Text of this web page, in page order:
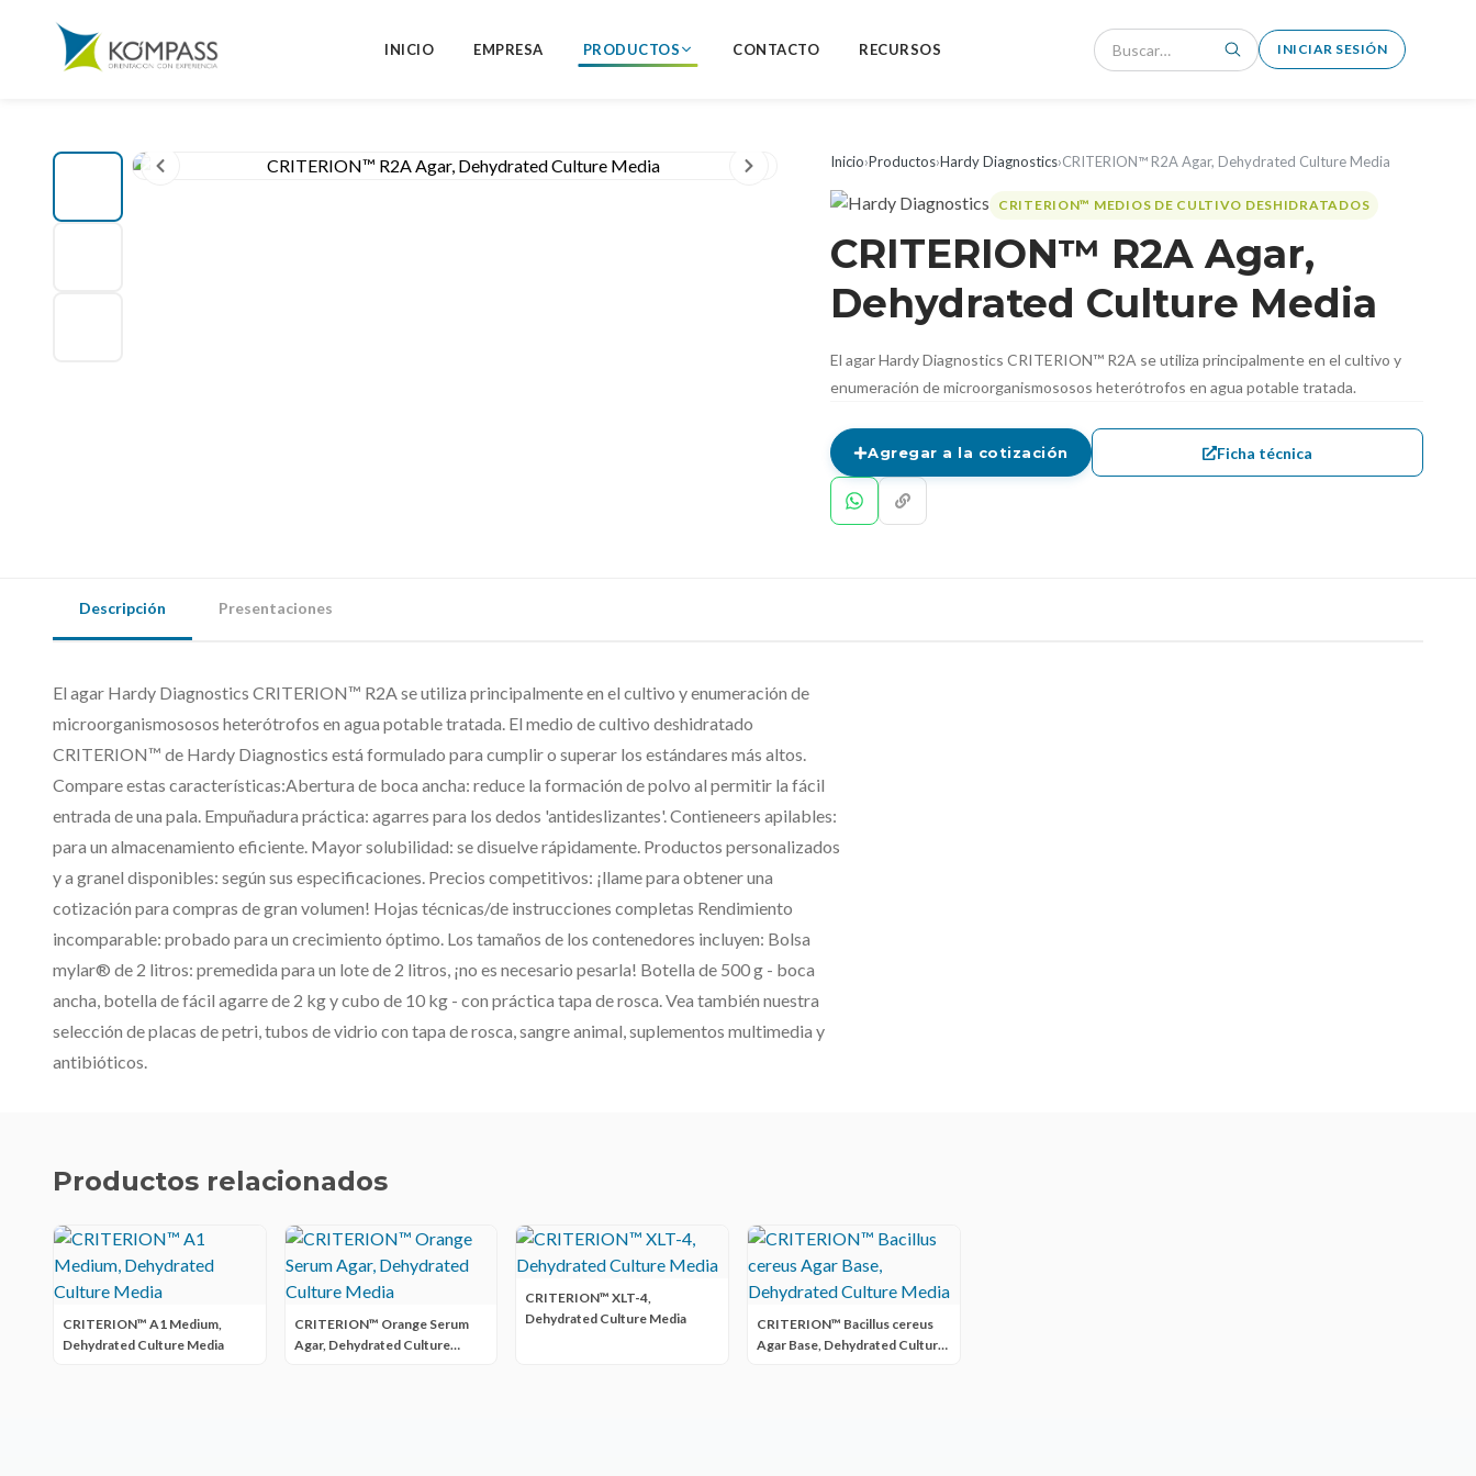
INICIO EMPRESA PRODUCTOS CONTACTO RECURSOS INICIAR SESIÓN
Inicio›Productos›Hardy Diagnostics›CRITERION™ R2A Agar, Dehydrated Culture Media
CRITERION™ MEDIOS DE CULTIVO DESHIDRATADOS
CRITERION™ R2A Agar,
Dehydrated Culture Media
El agar Hardy Diagnostics CRITERION™ R2A se utiliza principalmente en el cultivo y
enumeración de microorganismososos heterótrofos en agua potable tratada.
Agregar a la cotización Ficha técnica
Descripción Presentaciones
El agar Hardy Diagnostics CRITERION™ R2A se utiliza principalmente en el cultivo y enumeración de
microorganismososos heterótrofos en agua potable tratada. El medio de cultivo deshidratado
CRITERION™ de Hardy Diagnostics está formulado para cumplir o superar los estándares más altos.
Compare estas características:Abertura de boca ancha: reduce la formación de polvo al permitir la fácil
entrada de una pala. Empuñadura práctica: agarres para los dedos 'antideslizantes'. Contieneers apilables:
para un almacenamiento eficiente. Mayor solubilidad: se disuelve rápidamente. Productos personalizados
y a granel disponibles: según sus especificaciones. Precios competitivos: ¡llame para obtener una
cotización para compras de gran volumen! Hojas técnicas/de instrucciones completas Rendimiento
incomparable: probado para un crecimiento óptimo. Los tamaños de los contenedores incluyen: Bolsa
mylar® de 2 litros: premedida para un lote de 2 litros, ¡no es necesario pesarla! Botella de 500 g - boca
ancha, botella de fácil agarre de 2 kg y cubo de 10 kg - con práctica tapa de rosca. Vea también nuestra
selección de placas de petri, tubos de vidrio con tapa de rosca, sangre animal, suplementos multimedia y
antibióticos.
Productos relacionados
CRITERION™ A1 Medium,
Dehydrated Culture Media
CRITERION™ Orange Serum
Agar, Dehydrated Culture
CRITERION™ XLT-4,
Dehydrated Culture Media
CRITERION™ Bacillus cereus
Agar Base, Dehydrated Culture